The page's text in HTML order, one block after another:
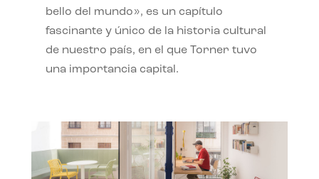
bello del mundo», es un capítulo
fascinante y único de la historia cultural
de nuestro país, en el que Torner tuvo
una importancia capital.